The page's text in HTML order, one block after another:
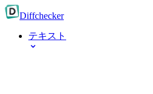
Diffchecker
テキスト